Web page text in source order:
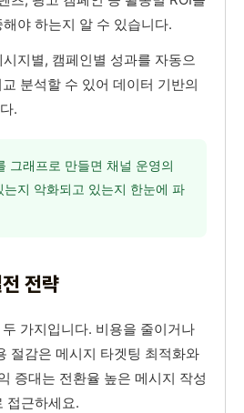
야 하는지 알 수 있습니다.
지별, 캠페인별 성과를 자동으
분석할 수 있어 데이터 기반의
.
그래프로 만들면 채널 운영의
는지 악화되고 있는지 한눈에 파
전략
가지입니다. 비용을 줄이거나
절감은 메시지 타겟팅 최적화와
증대는 전환율 높은 메시지 작성
접근하세요.